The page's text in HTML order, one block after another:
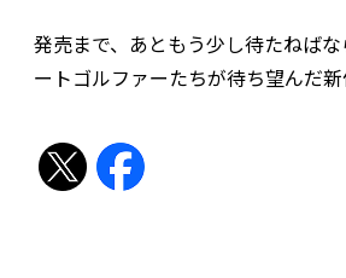
発売まで、あともう少し待たねば
ートゴルファーたちが待ち望んだ新